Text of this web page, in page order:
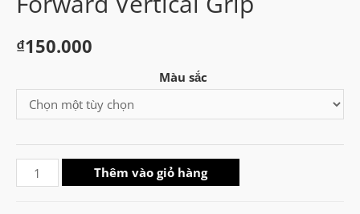
₫150.000
Màu sắc
Knights
Thêm vào giỏ hàng